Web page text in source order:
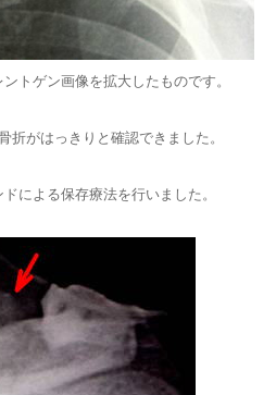
トゲン画像を拡大したものです。
折がはっきりと確認できました。
による保存療法を行いました。